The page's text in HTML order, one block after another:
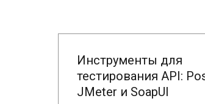
Инструменты для
тестирования API:
JMeter и SoapUI